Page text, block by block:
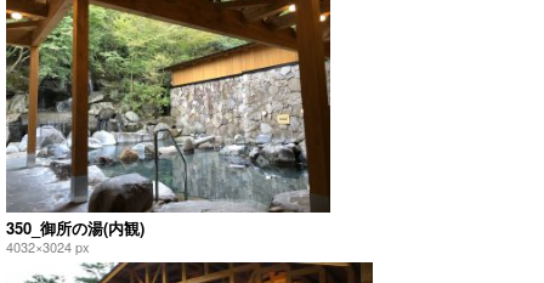
350_御所の湯(内観)
4032×3024 px